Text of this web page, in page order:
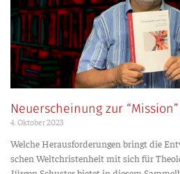
Neuerscheinung zur
4. Okto­ber 2023
Wel­che Her­aus­for­de­run­gen bringt die
schen Welt­chris­ten­heit mit sich für